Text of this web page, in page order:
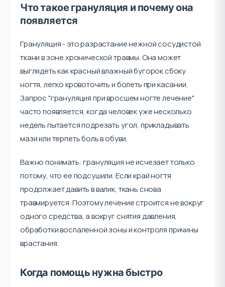
Что такое грануляция и почему она
появляется
Грануляция - это разрастание нежной сосудистой
ткани в зоне хронической травмы. Она может
выглядеть как красный влажный бугорок сбоку
ногтя, легко кровоточить и болеть при касании.
Запрос "грануляция при вросшем ногте лечение"
часто появляется, когда человек уже несколько
недель пытается подрезать угол, прикладывать
мази или терпеть боль в обуви.
Важно понимать: грануляция не исчезает только
потому, что ее подсушили. Если край ногтя
продолжает давить в валик, ткань снова
травмируется. Поэтому лечение строится не вокруг
одного средства, а вокруг снятия давления,
обработки воспаленной зоны и контроля причины
врастания.
Когда помощь нужна быстро